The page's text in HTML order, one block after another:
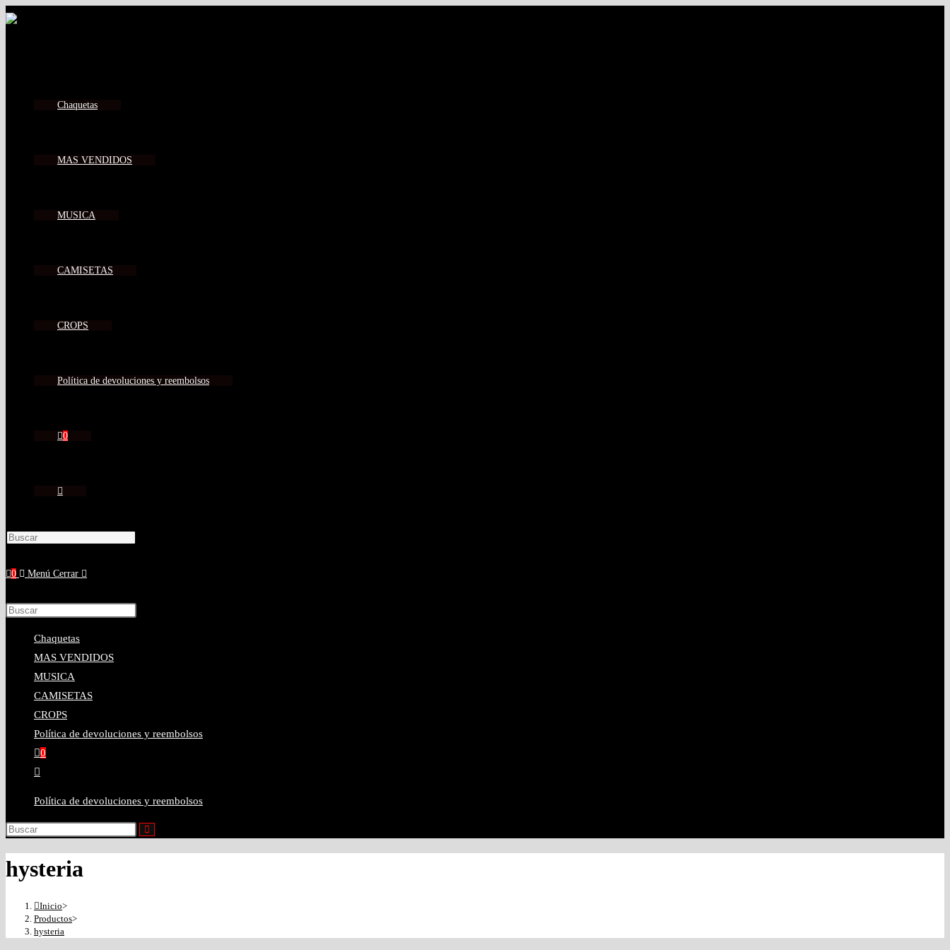
Chaquetas
MAS VENDIDOS
MUSICA
CAMISETAS
CROPS
Política de devoluciones y reembolsos
0
0 Menú Cerrar
Chaquetas
MAS VENDIDOS
MUSICA
CAMISETAS
CROPS
Política de devoluciones y reembolsos
0
Política de devoluciones y reembolsos
hysteria
Inicio>
Productos>
hysteria